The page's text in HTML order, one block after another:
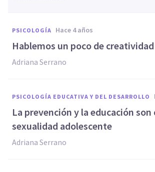
PSICOLOGÍA hace 4 años
Hablemos un poco de creatividad
Adriana Serrano
PSICOLOGÍA EDUCATIVA Y DEL DESARROLLO
La prevención y la educación son
sexualidad adolescente
Adriana Serrano